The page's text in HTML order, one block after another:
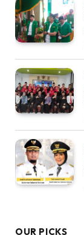
OUR PICKS